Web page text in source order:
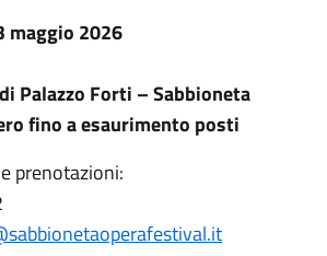
maggio 2026
Palazzo Forti – Sabbioneta
fino a esaurimento posti
prenotazioni: